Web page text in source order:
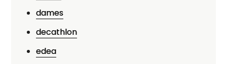
dames
decathlon
edea